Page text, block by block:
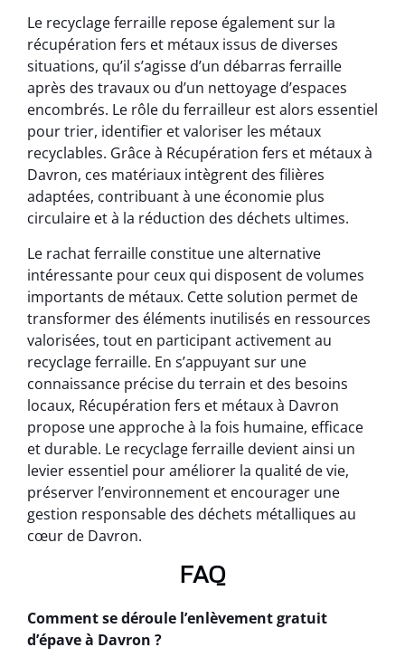
Le recyclage ferraille repose également sur la
récupération fers et métaux issus de diverses
situations, qu’il s’agisse d’un débarras ferraille
après des travaux ou d’un nettoyage d’espaces
encombrés. Le rôle du ferrailleur est alors essentiel
pour trier, identifier et valoriser les métaux
recyclables. Grâce à Récupération fers et métaux à
Davron, ces matériaux intègrent des filières
adaptées, contribuant à une économie plus
circulaire et à la réduction des déchets ultimes.
Le rachat ferraille constitue une alternative
intéressante pour ceux qui disposent de volumes
importants de métaux. Cette solution permet de
transformer des éléments inutilisés en ressources
valorisées, tout en participant activement au
recyclage ferraille. En s’appuyant sur une
connaissance précise du terrain et des besoins
locaux, Récupération fers et métaux à Davron
propose une approche à la fois humaine, efficace
et durable. Le recyclage ferraille devient ainsi un
levier essentiel pour améliorer la qualité de vie,
préserver l’environnement et encourager une
gestion responsable des déchets métalliques au
cœur de Davron.
FAQ
Comment se déroule l’enlèvement gratuit
d’épave à Davron ?